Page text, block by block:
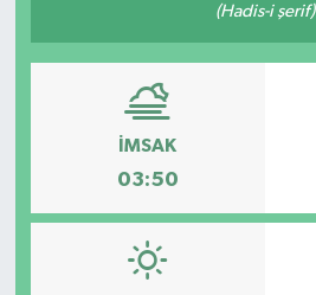
(Hadis-i şerif)
İMSAK
03:50
RESMİ İLANLAR
KÜLTÜR
TURİZM
MAGAZİN